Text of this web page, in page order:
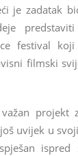
je zadatak
festival
filmski
projekt
uvijek u
ispred